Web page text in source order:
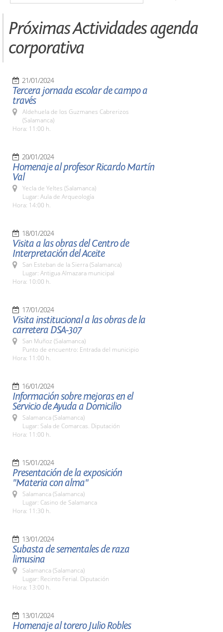
Próximas Actividades agenda
corporativa
21/01/2024
Tercera jornada escolar de campo a
través
Aldehuela de los Guzmanes Cabrerizos
(Salamanca)
Hora: 11:00 h.
20/01/2024
Homenaje al profesor Ricardo Martín
Val
Yecla de Yeltes (Salamanca)
Lugar: Aula de Arqueología
Hora: 14:00 h.
18/01/2024
Visita a las obras del Centro de
Interpretación del Aceite
San Esteban de la Sierra (Salamanca)
Lugar: Antigua Almazara municipal
Hora: 10:00 h.
17/01/2024
Visita institucional a las obras de la
carretera DSA-307
San Muñoz (Salamanca)
Punto de encuentro: Entrada del municipio
Hora: 11:00 h.
16/01/2024
Información sobre mejoras en el
Servicio de Ayuda a Domicilio
Salamanca (Salamanca)
Lugar: Sala de Comarcas. Diputación
Hora: 11:00 h.
15/01/2024
Presentación de la exposición
"Materia con alma"
Salamanca (Salamanca)
Lugar: Casino de Salamanca
Hora: 11:30 h.
13/01/2024
Subasta de sementales de raza
limusina
Salamanca (Salamanca)
Lugar: Recinto Ferial. Diputación
Hora: 13:00 h.
13/01/2024
Homenaje al torero Julio Robles